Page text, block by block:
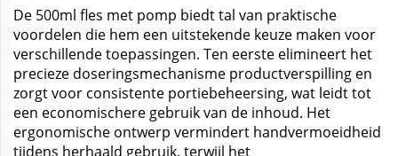
De 500ml fles met pomp biedt tal van praktische
voordelen die hem een uitstekende keuze maken voor
verschillende toepassingen. Ten eerste elimineert het
precieze doseringsmechanisme productverspilling en
zorgt voor consistente portiebeheersing, wat leidt tot
een economischere gebruik van de inhoud. Het
ergonomische ontwerp vermindert handvermoeidheid
tijdens herhaald gebruik, terwijl het